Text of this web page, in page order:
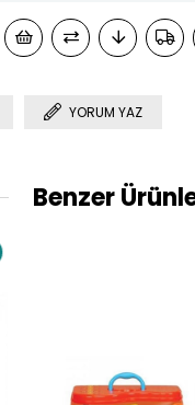
YORUM YAZ
Benzer